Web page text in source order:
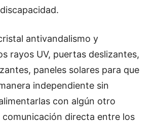
antivandalismo y
rayos UV, puertas deslizantes,
paneles solares para que
independiente sin
con algún otro
directa entre los